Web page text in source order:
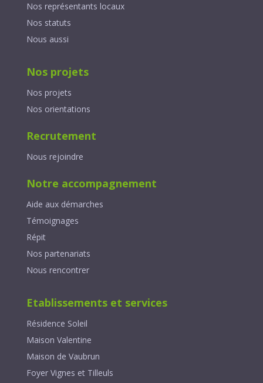
Nos représentants locaux
Nos statuts
Nous aussi
Nos projets
Nos projets
Nos orientations
Recrutement
Nous rejoindre
Notre accompagnement
Aide aux démarches
Témoignages
Répit
Nos partenariats
Nous rencontrer
Etablissements et services
Résidence Soleil
Maison Valentine
Maison de Vaubrun
Foyer Vignes et Tilleuls